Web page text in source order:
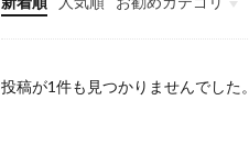
Infomation
投稿が1件も見つかりませんでした。